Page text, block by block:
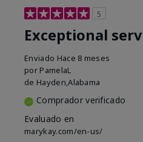
5
Exceptional
Enviado Hace 8 meses
por PamelaL
de Hayden,Alabama
Comprador verificado
Evaluado en
marykay.com/en-us/